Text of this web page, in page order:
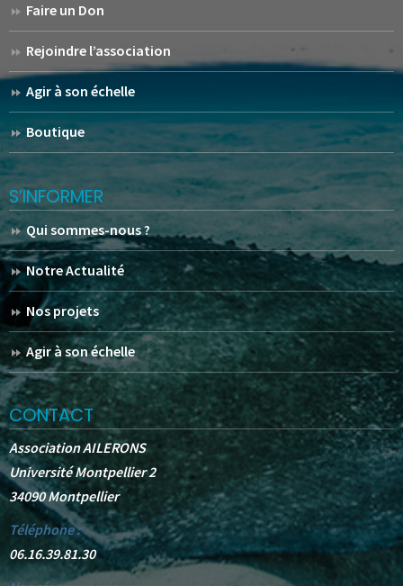
Faire un Don
Rejoindre l’association
Agir à son échelle
Boutique
S’INFORMER
Qui sommes-nous ?
Notre Actualité
Nos projets
Agir à son échelle
CONTACT
Association AILERONS
Université Montpellier 2
34090 Montpellier
Téléphone :
06.16.39.81.30